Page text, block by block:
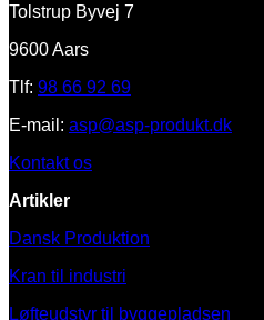
Tolstrup Byvej 7
9600 Aars
Tlf: 98 66 92 69
E-mail: asp@asp-produkt.dk
Kontakt os
Artikler
Dansk Produktion
Kran til industri
Løfteudstyr til byggepladsen